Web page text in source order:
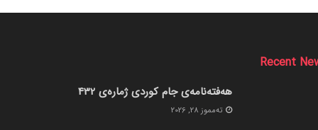
Recent
هەفتەنامەی جام کوردی ژمارەی 432
ته‌مموز 28, 2026